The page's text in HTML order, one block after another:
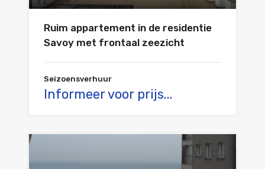
Ruim appartement in de residentie
Savoy met frontaal zeezicht
Seizoensverhuur
Informeer voor prijs...